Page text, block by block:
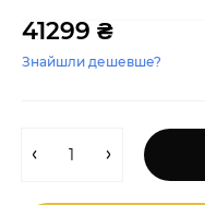
41299 ₴
Знайшли дешевше?